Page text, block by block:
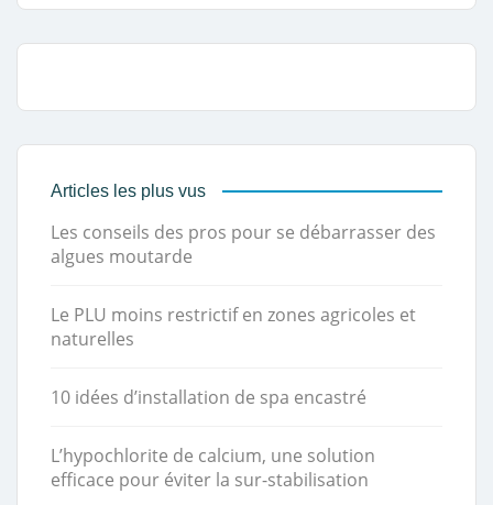
Articles les plus vus
Les conseils des pros pour se débarrasser des
algues moutarde
Le PLU moins restrictif en zones agricoles et
naturelles
10 idées d’installation de spa encastré
L’hypochlorite de calcium, une solution
efficace pour éviter la sur-stabilisation